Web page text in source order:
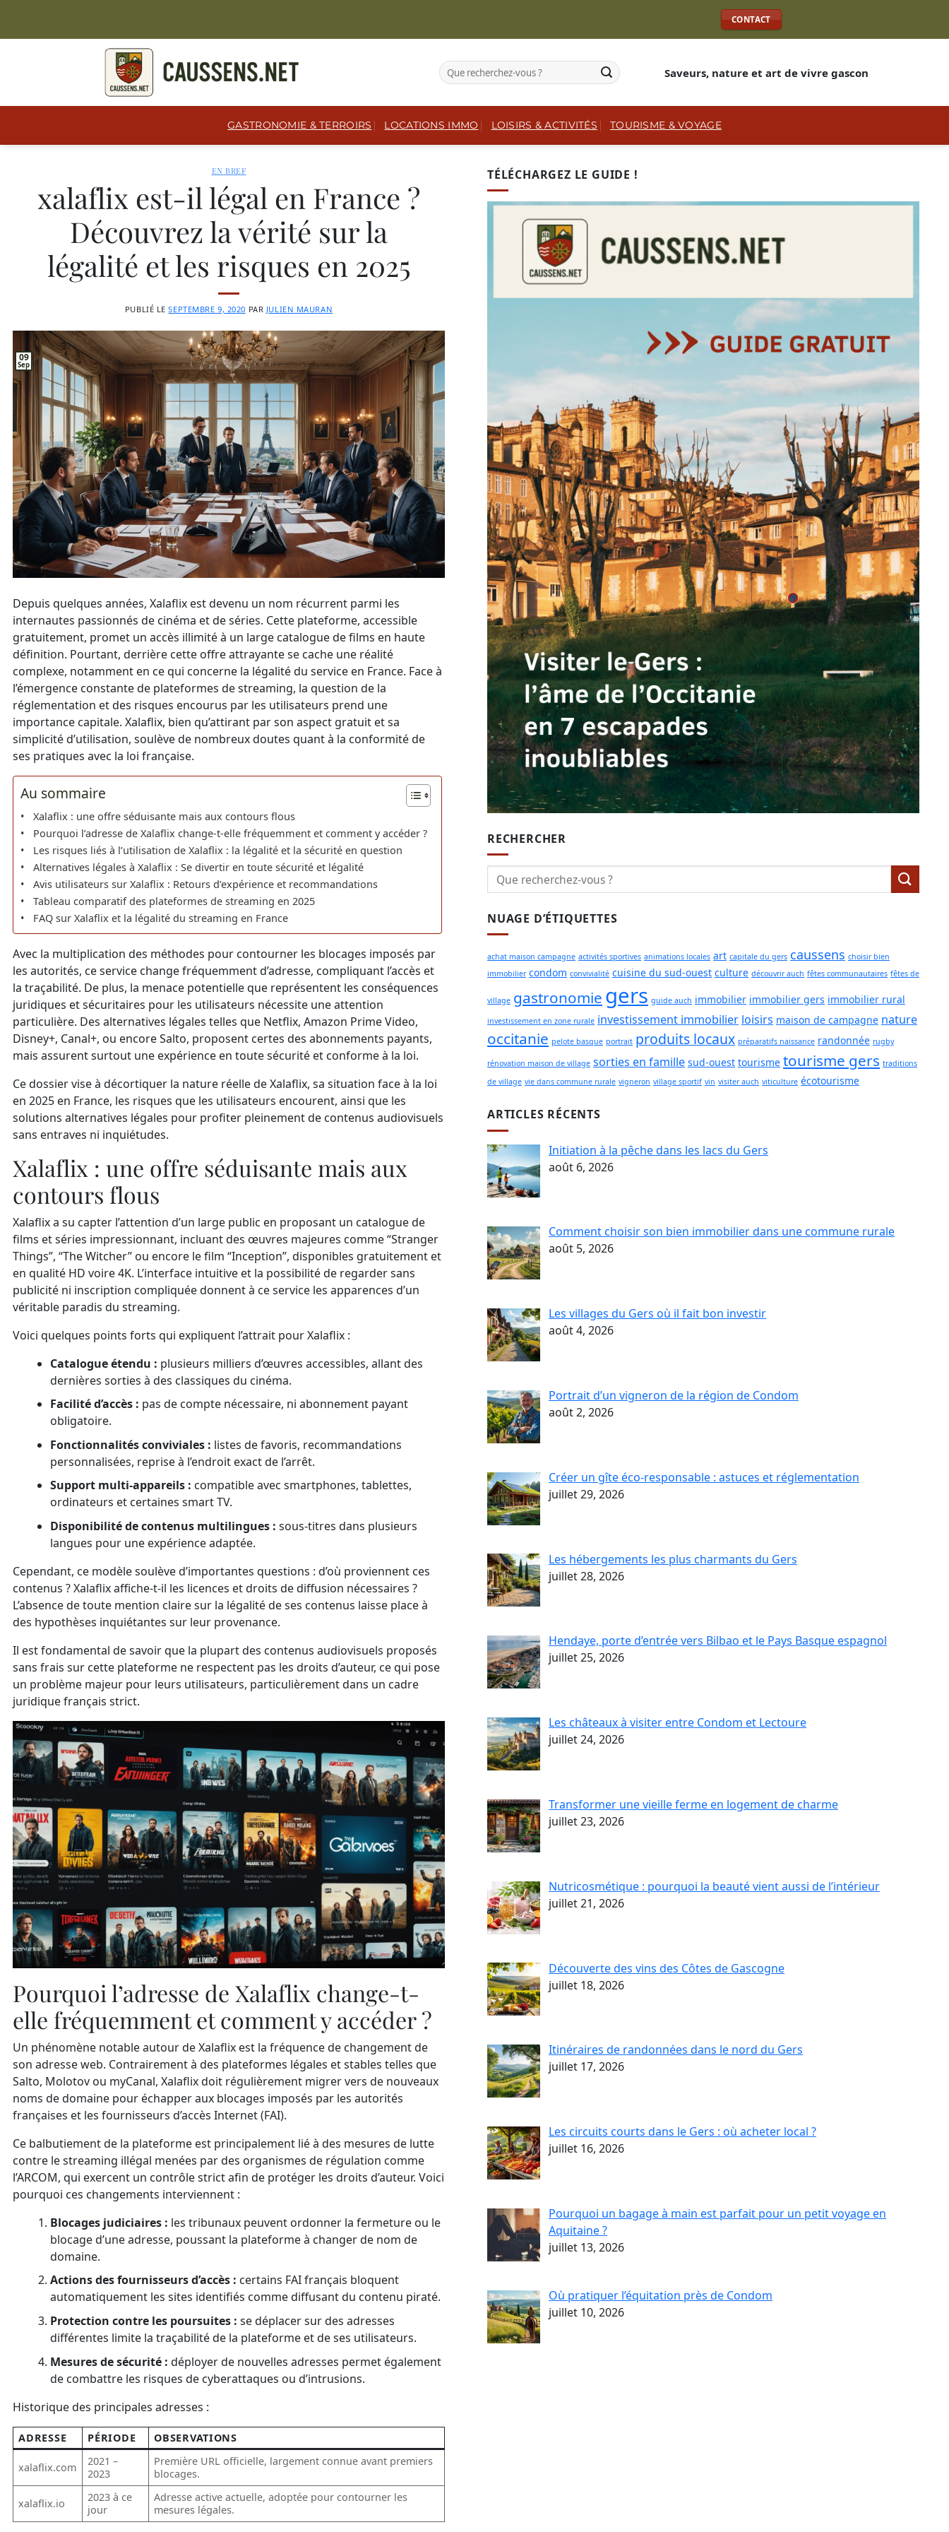
contenu
CONTACT
Saveurs, nature et art de vivre gascon
GASTRONOMIE & TERROIRS LOCATIONS IMMO LOISIRS & ACTIVITÉS TOURISME & VOYAGE
EN BREF
xalaflix est-il légal en France ?
Découvrez la vérité sur la
légalité et les risques en 2025
PUBLIÉ LESEPTEMBRE 9, 2020 PAR JULIEN MAURAN
09
Sep
Depuis quelques années, Xalaflix est devenu un nom récurrent parmi les
internautes passionnés de cinéma et de séries. Cette plateforme, accessible
gratuitement, promet un accès illimité à un large catalogue de films en haute
définition. Pourtant, derrière cette offre attrayante se cache une réalité
complexe, notamment en ce qui concerne la légalité du service en France. Face à
l’émergence constante de plateformes de streaming, la question de la
réglementation et des risques encourus par les utilisateurs prend une
importance capitale. Xalaflix, bien qu’attirant par son aspect gratuit et sa
simplicité d’utilisation, soulève de nombreux doutes quant à la conformité de
ses pratiques avec la loi française.
Au sommaire
Xalaflix : une offre séduisante mais aux contours flous
Pourquoi l’adresse de Xalaflix change-t-elle fréquemment et comment y accéder ?
Les risques liés à l’utilisation de Xalaflix : la légalité et la sécurité en question
Alternatives légales à Xalaflix : Se divertir en toute sécurité et légalité
Avis utilisateurs sur Xalaflix : Retours d’expérience et recommandations
Tableau comparatif des plateformes de streaming en 2025
FAQ sur Xalaflix et la légalité du streaming en France
Avec la multiplication des méthodes pour contourner les blocages imposés par
les autorités, ce service change fréquemment d’adresse, compliquant l’accès et
la traçabilité. De plus, la menace potentielle que représentent les conséquences
juridiques et sécuritaires pour les utilisateurs nécessite une attention
particulière. Des alternatives légales telles que Netflix, Amazon Prime Video,
Disney+, Canal+, ou encore Salto, proposent certes des abonnements payants,
mais assurent surtout une expérience en toute sécurité et conforme à la loi.
Ce dossier vise à décortiquer la nature réelle de Xalaflix, sa situation face à la loi
en 2025 en France, les risques que les utilisateurs encourent, ainsi que les
solutions alternatives légales pour profiter pleinement de contenus audiovisuels
sans entraves ni inquiétudes.
Xalaflix : une offre séduisante mais aux
contours flous
Xalaflix a su capter l’attention d’un large public en proposant un catalogue de
films et séries impressionnant, incluant des œuvres majeures comme “Stranger
Things”, “The Witcher” ou encore le film “Inception”, disponibles gratuitement et
en qualité HD voire 4K. L’interface intuitive et la possibilité de regarder sans
publicité ni inscription compliquée donnent à ce service les apparences d’un
véritable paradis du streaming.
Voici quelques points forts qui expliquent l’attrait pour Xalaflix :
Catalogue étendu : plusieurs milliers d’œuvres accessibles, allant des
dernières sorties à des classiques du cinéma.
Facilité d’accès : pas de compte nécessaire, ni abonnement payant
obligatoire.
Fonctionnalités conviviales : listes de favoris, recommandations
personnalisées, reprise à l’endroit exact de l’arrêt.
Support multi-appareils : compatible avec smartphones, tablettes,
ordinateurs et certaines smart TV.
Disponibilité de contenus multilingues : sous-titres dans plusieurs
langues pour une expérience adaptée.
Cependant, ce modèle soulève d’importantes questions : d’où proviennent ces
contenus ? Xalaflix affiche-t-il les licences et droits de diffusion nécessaires ?
L’absence de toute mention claire sur la légalité de ses contenus laisse place à
des hypothèses inquiétantes sur leur provenance.
Il est fondamental de savoir que la plupart des contenus audiovisuels proposés
sans frais sur cette plateforme ne respectent pas les droits d’auteur, ce qui pose
un problème majeur pour leurs utilisateurs, particulièrement dans un cadre
juridique français strict.
Pourquoi l’adresse de Xalaflix change-t-
elle fréquemment et comment y accéder ?
Un phénomène notable autour de Xalaflix est la fréquence de changement de
son adresse web. Contrairement à des plateformes légales et stables telles que
Salto, Molotov ou myCanal, Xalaflix doit régulièrement migrer vers de nouveaux
noms de domaine pour échapper aux blocages imposés par les autorités
françaises et les fournisseurs d’accès Internet (FAI).
Ce balbutiement de la plateforme est principalement lié à des mesures de lutte
contre le streaming illégal menées par des organismes de régulation comme
l’ARCOM, qui exercent un contrôle strict afin de protéger les droits d’auteur. Voici
pourquoi ces changements interviennent :
Blocages judiciaires : les tribunaux peuvent ordonner la fermeture ou le
blocage d’une adresse, poussant la plateforme à changer de nom de
domaine.
Actions des fournisseurs d’accès : certains FAI français bloquent
automatiquement les sites identifiés comme diffusant du contenu piraté.
Protection contre les poursuites : se déplacer sur des adresses
différentes limite la traçabilité de la plateforme et de ses utilisateurs.
Mesures de sécurité : déployer de nouvelles adresses permet également
de combattre les risques de cyberattaques ou d’intrusions.
Historique des principales adresses :
ADRESSE PÉRIODE OBSERVATIONS
xalaflix.com
2021 –
2023
Première URL officielle, largement connue avant premiers
blocages.
xalaflix.io
2023 à ce
jour
Adresse active actuelle, adoptée pour contourner les
mesures légales.
TÉLÉCHARGEZ LE GUIDE !
RECHERCHER
NUAGE D’ÉTIQUETTES
achat maison campagne activités sportives animations locales art capitale du gers caussens choisir bien
immobilier condom convivialité cuisine du sud-ouest culture découvrir auch fêtes communautaires fêtes de
village gastronomie gers guide auch immobilier immobilier gers immobilier rural
investissement en zone rurale investissement immobilier loisirs maison de campagne nature
occitanie pelote basque portrait produits locaux préparatifs naissance randonnée rugby
rénovation maison de village sorties en famille sud-ouest tourisme tourisme gers traditions
de village vie dans commune rurale vigneron village sportif vin visiter auch viticulture écotourisme
ARTICLES RÉCENTS
Initiation à la pêche dans les lacs du Gers
août 6, 2026
Comment choisir son bien immobilier dans une commune rurale
août 5, 2026
Les villages du Gers où il fait bon investir
août 4, 2026
Portrait d’un vigneron de la région de Condom
août 2, 2026
Créer un gîte éco-responsable : astuces et réglementation
juillet 29, 2026
Les hébergements les plus charmants du Gers
juillet 28, 2026
Hendaye, porte d’entrée vers Bilbao et le Pays Basque espagnol
juillet 25, 2026
Les châteaux à visiter entre Condom et Lectoure
juillet 24, 2026
Transformer une vieille ferme en logement de charme
juillet 23, 2026
Nutricosmétique : pourquoi la beauté vient aussi de l’intérieur
juillet 21, 2026
Découverte des vins des Côtes de Gascogne
juillet 18, 2026
Itinéraires de randonnées dans le nord du Gers
juillet 17, 2026
Les circuits courts dans le Gers : où acheter local ?
juillet 16, 2026
Pourquoi un bagage à main est parfait pour un petit voyage en
Aquitaine ?
juillet 13, 2026
Où pratiquer l’équitation près de Condom
juillet 10, 2026